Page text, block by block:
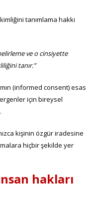
tanımlama hakkı
ve o cinsiyette
tanır.”
(informed consent) esas
için bireysel
kişinin özgür iradesine
hiçbir şekilde yer
hakları